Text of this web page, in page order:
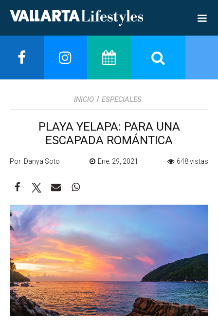
INICIO / ESPECIALES
PLAYA YELAPA: PARA UNA
ESCAPADA ROMÁNTICA
Por Danya Soto Ene. 29, 2021 648 vistas